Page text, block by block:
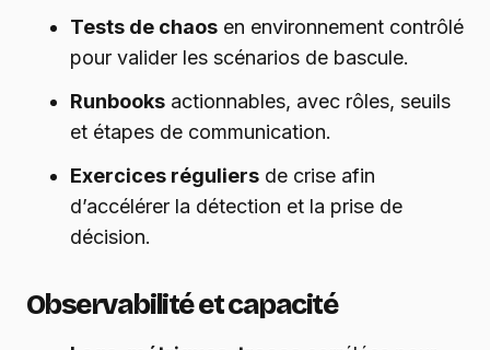
Tests de chaos en environnement contrôlé
pour valider les scénarios de bascule.
Runbooks actionnables, avec rôles, seuils
et étapes de communication.
Exercices réguliers de crise afin
d’accélérer la détection et la prise de
décision.
Observabilité et capacité